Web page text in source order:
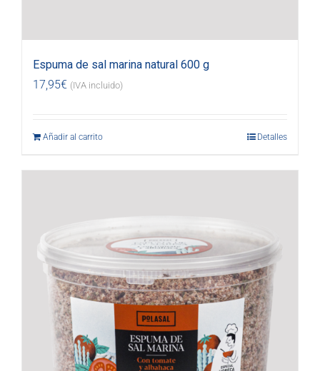
Espuma de sal marina natural 600 g
17,95€ (IVA incluido)
Añadir al carrito Detalles